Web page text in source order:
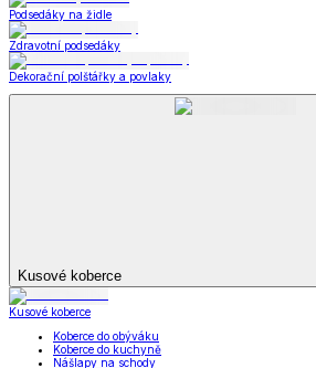
Podsedáky na židle
Zdravotní podsedáky
Dekorační polštářky a povlaky
Kusové koberce
Kusové koberce
Koberce do obýváku
Koberce do kuchyně
Nášlapy na schody